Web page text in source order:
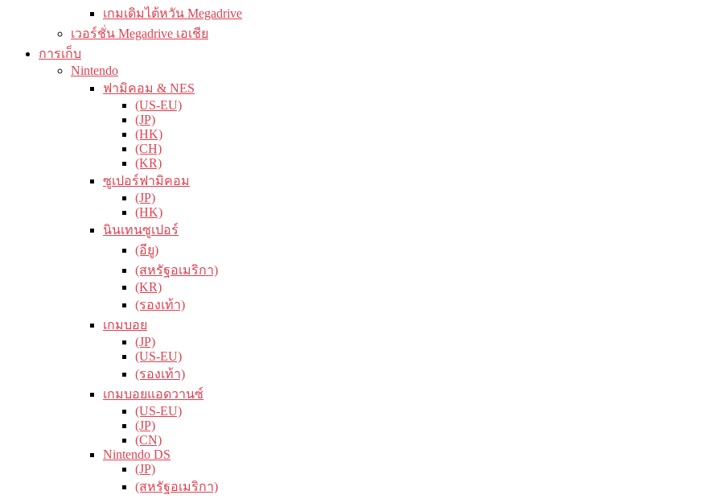
เกมเดิมไต้หวัน Megadrive
เวอร์ชั่น Megadrive เอเชีย
การเก็บ
Nintendo
ฟามิคอม & NES
(US-EU)
(JP)
(HK)
(CH)
(KR)
ซูเปอร์ฟามิคอม
(JP)
(HK)
นินเทนซูเปอร์
(อียู)
(สหรัฐอเมริกา)
(KR)
(รองเท้า)
เกมบอย
(JP)
(US-EU)
(รองเท้า)
เกมบอยแอดวานซ์
(US-EU)
(JP)
(CN)
Nintendo DS
(JP)
(สหรัฐอเมริกา)